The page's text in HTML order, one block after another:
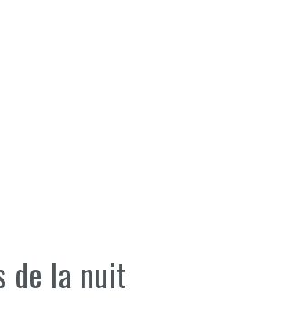
de la nuit